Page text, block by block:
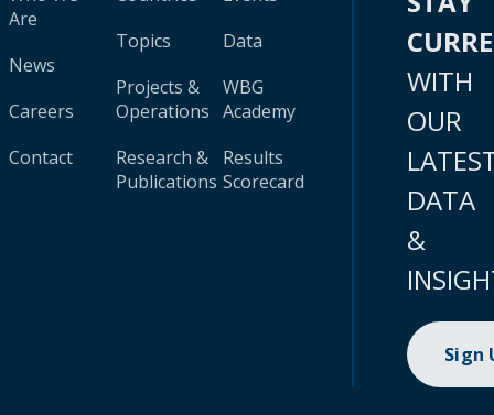
Are
News
Careers
Contact
Topics
Projects &
Operations
Research &
Publications
Data
WBG
Academy
Results
Scorecard
WITH
OUR
DATA
&
Sign